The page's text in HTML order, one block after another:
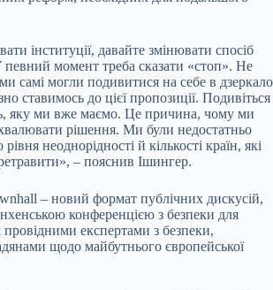
інституції, давайте змінювати спосіб
момент треба сказати «стоп». Не
самі могли подивитися на себе в дзеркало
ставимось до цієї пропозиції. Подивіться
яку ми вже маємо. Це причина, чому ми
рішення. Ми були недостатньо
неоднорідності й кількості країн, які
– пояснив Ішингер.
– новий формат публічних дискусій,
конференцією з безпеки для
експертами з безпеки,
щодо майбутнього європейської